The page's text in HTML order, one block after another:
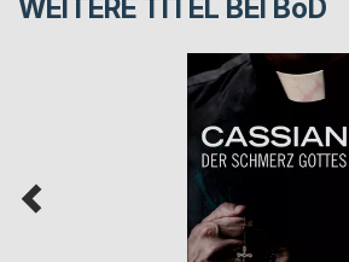
WEITERE TITEL BEI BoD